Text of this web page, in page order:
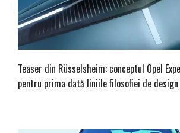
Teaser din Rüsselsheim: conceptul Opel
pentru prima dată liniile filosofiei de design